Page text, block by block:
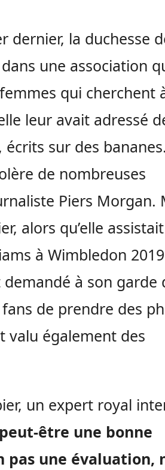
dernier, la duchesse
une association
qui cherchent
leur avait adressé
sur des
de nombreuses
Piers Morgan.
alors qu’elle
à Wimbledon
demandé à son garde
fans de prendre des
valu également des
un expert royal
peut-être une bonne
pas une évaluation,